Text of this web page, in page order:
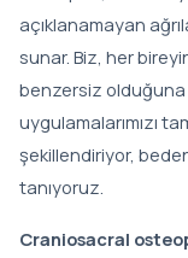
açıklanamayan
sunar. Biz, her
benzersiz olduğuna
uygulamalarımızı
şekillendiriyor,
tanıyoruz.
Craniosacral